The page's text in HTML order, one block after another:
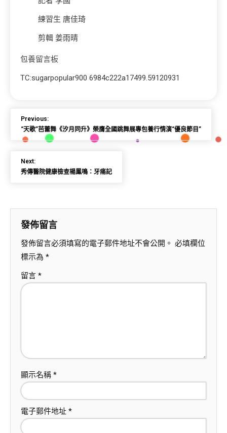
練習生 唐佳琦
剪輯 姜雨晴
包養留言板
TC:sugarpopular900 6984c222a17499.59120931
Previous:
“天歌”芭蕾舞《汐月同升》榮膺全國跳舞展專包養行情演“優良節目”
Next:
秀傳醫院健康檢查楊鳳鳴：牙痛記
發佈留言
發佈留言必須填寫的電子郵件地址不會公開。 必填欄位
標示為 *
留言 *
顯示名稱 *
電子郵件地址 *